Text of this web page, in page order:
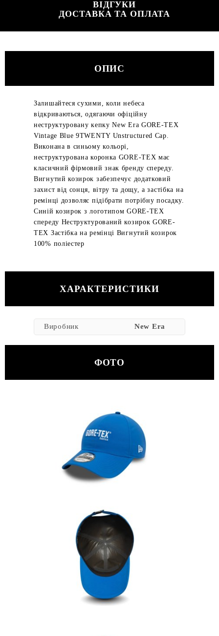
ВІДГУКИ
ДОСТАВКА ТА ОПЛАТА
ОПИС
Залишайтеся сухими, коли небеса
відкриваються, одягаючи офіційну
неструктуровану кепку New Era GORE-TEX
Vintage Blue 9TWENTY Unstructured Cap.
Виконана в синьому кольорі,
неструктурована коронка GORE-TEX має
класичний фірмовий знак бренду спереду.
Вигнутий козирок забезпечує додатковий
захист від сонця, вітру та дощу, а застібка на
ремінці дозволяє підібрати потрібну посадку.
Синій козирок з логотипом GORE-TEX
спереду Неструктурований козирок GORE-
TEX Застібка на ремінці Вигнутий козирок
100% поліестер
ХАРАКТЕРИСТИКИ
Виробник New Era
ФОТО